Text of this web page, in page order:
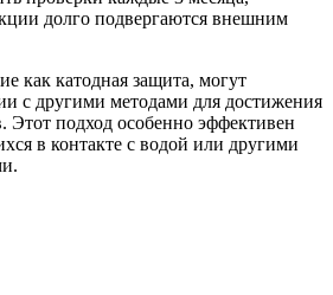
долго подвергаются внешним
как катодная защита, могут
с другими методами для достижения
Этот подход особенно эффективен
в контакте с водой или другими